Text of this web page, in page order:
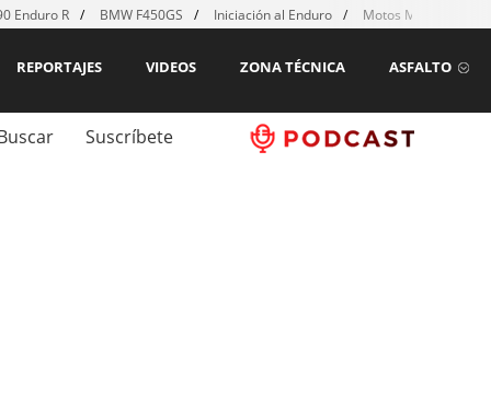
Enduro R BMW F450GS Iniciación al Enduro Motos MX para
ASFALTO
ZONA TÉCNICA
VIDEOS
REPORTAJES
Suscríbete